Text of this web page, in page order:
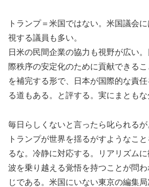
トランプ＝米国ではない。米国議会
視する議員も多い。
日米の民間企業の協力も視野が広い
際秩序の安定化のために貢献できる
を補完する形で、日本が国際的な責
る道もある。と評する。実にまともな
毎日らしくないと言ったら叱られるが
トランプが世界を揺るがすようなこ
るな。冷静に対応する。リアリズム
波を乗り越える覚悟を持つことが問
じである。米国にいない東京の編集局